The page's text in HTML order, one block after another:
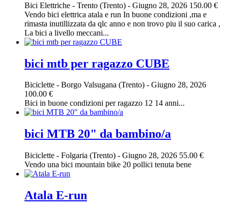
Bici Elettriche - Trento (Trento) - Giugno 28, 2026 150.00 €
Vendo bici elettrica atala e run In buone condizioni ,ma e
rimasta inutillizzata da qlc anno e non trovo piu il suo carica ,
La bici a livello meccani...
bici mtb per ragazzo CUBE
Biciclette - Borgo Valsugana (Trento) - Giugno 28, 2026
100.00 €
Bici in buone condizioni per ragazzo 12 14 anni...
bici MTB 20" da bambino/a
Biciclette - Folgaria (Trento) - Giugno 28, 2026 55.00 €
Vendo una bici mountain bike 20 pollici tenuta bene
Atala E-run